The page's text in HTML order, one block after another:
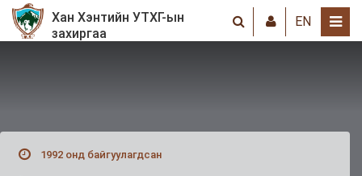
Хан Хэнтийн УТХГ-ын
захиргаа
EN
1992 онд байгуулагдсан